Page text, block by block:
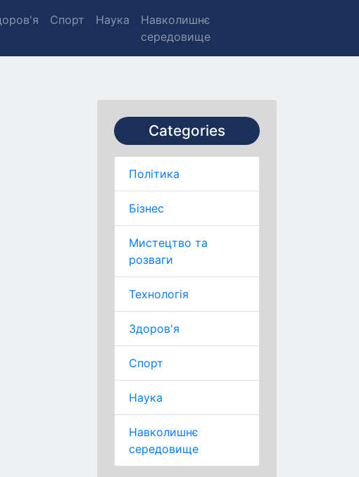
Спорт Наука
Навколишнє
середовище
Categories
Політика
Бізнес
Мистецтво та
розваги
Технологія
Здоров'я
Спорт
Наука
Навколишнє
середовище